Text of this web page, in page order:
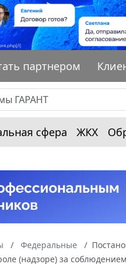
партнером
сфера ЖКХ
Федеральные
(надзоре) за